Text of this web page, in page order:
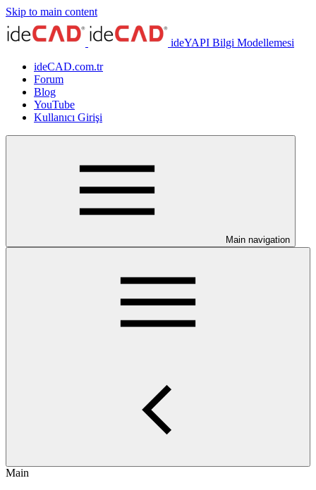
Skip to main content
ideYAPI Bilgi Modellemesi
ideCAD.com.tr
Forum
Blog
YouTube
Kullanıcı Girişi
Main navigation
Main